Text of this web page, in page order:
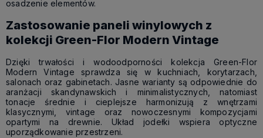
osadzenie elementów.
Zastosowanie paneli winylowych z
kolekcji Green-Flor Modern Vintage
Dzięki trwałości i wodoodporności kolekcja Green-Flor
Modern Vintage sprawdza się w kuchniach, korytarzach,
salonach oraz gabinetach. Jasne warianty są odpowiednie do
aranżacji skandynawskich i minimalistycznych, natomiast
tonacje średnie i cieplejsze harmonizują z wnętrzami
klasycznymi, vintage oraz nowoczesnymi kompozycjami
opartymi na drewnie. Układ jodełki wspiera optyczne
uporządkowanie przestrzeni.